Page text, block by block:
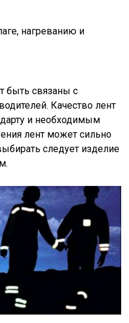
нагреванию и
быть связаны с
Качество лент
и необходимым
лент может сильно
следует изделие